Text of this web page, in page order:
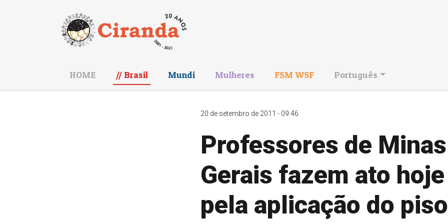
HOME Brasil Mundi Mulheres FSM WSF Português
20 de setembro de 2011 - 09:46
Professores de Minas
Gerais fazem ato hoje
pela aplicação do piso